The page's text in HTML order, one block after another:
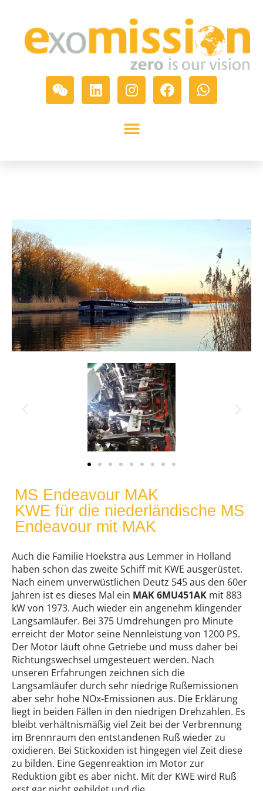
MS Endeavour MAK
KWE für die niederländische MS
Endeavour mit MAK
Auch die Familie Hoekstra aus Lemmer in Holland
haben schon das zweite Schiff mit KWE ausgerüstet.
Nach einem unverwüstlichen Deutz 545 aus den 60er
Jahren ist es dieses Mal ein MAK 6MU451AK mit 883
kW von 1973. Auch wieder ein angenehm klingender
Langsamläufer. Bei 375 Umdrehungen pro Minute
erreicht der Motor seine Nennleistung von 1200 PS.
Der Motor läuft ohne Getriebe und muss daher bei
Richtungswechsel umgesteuert werden. Nach
unseren Erfahrungen zeichnen sich die
Langsamläufer durch sehr niedrige Rußemissionen
aber sehr hohe NOx-Emissionen aus. Die Erklärung
liegt in beiden Fällen in den niedrigen Drehzahlen. Es
bleibt verhältnismäßig viel Zeit bei der Verbrennung
im Brennraum den entstandenen Ruß wieder zu
oxidieren. Bei Stickoxiden ist hingegen viel Zeit diese
zu bilden. Eine Gegenreaktion im Motor zur
Reduktion gibt es aber nicht. Mit der KWE wird Ruß